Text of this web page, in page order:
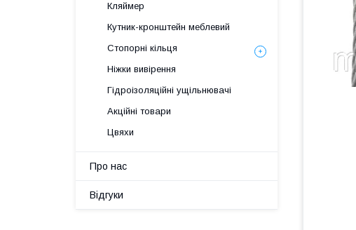
Кляймер
Кутник-кронштейн меблевий
Стопорні кільця
Ніжки вивірення
Гідроізоляційні ущільнювачі
Акційні товари
Цвяхи
Про нас
Відгуки